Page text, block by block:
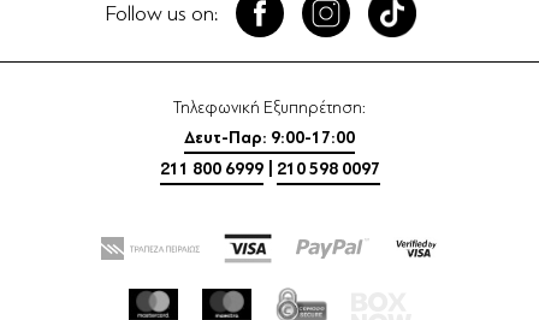
Follow us on:
Τηλεφωνική Εξυπηρέτηση:
Δευτ-Παρ: 9:00-17:00
211 800 6999
210 598 0097